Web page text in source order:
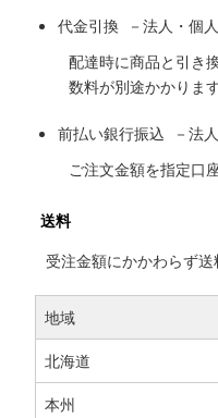
代金引換 －法人・個
配達時に商品と引き
数料が別途かかりま
前払い銀行振込 －法
ご注文金額を指定口
送料
受注金額にかかわらず
地域
北海道
本州